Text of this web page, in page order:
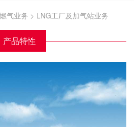
气业务 > LNG工厂及加气站业务
产品特性